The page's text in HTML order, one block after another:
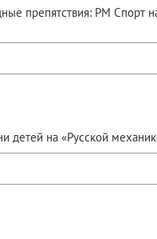
препятствия: РМ Спорт
детей на «Русской